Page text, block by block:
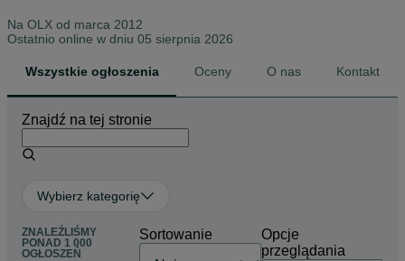
Na OLX od marca 2012
Ostatnio online w dniu 05 sierpnia 2026
Wszystkie ogłoszenia Oceny O nas Kontakt
Znajdź na tej stronie
Wybierz kategorię
ZNALEŹLIŚMY
PONAD 1 000
OGŁOSZEŃ
Sortowanie
Opcje
przeglądania